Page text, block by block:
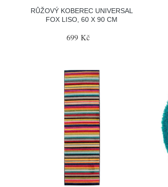
RŮŽOVÝ KOBEREC UNIVERSAL
FOX LISO, 60 X 90 CM
699 Kč